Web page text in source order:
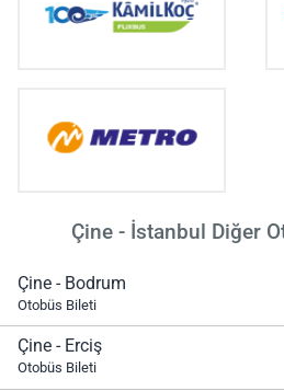
Çine - İstanbul Diğer
Çine - Bodrum
Otobüs Bileti
Çine - Erciş
Otobüs Bileti